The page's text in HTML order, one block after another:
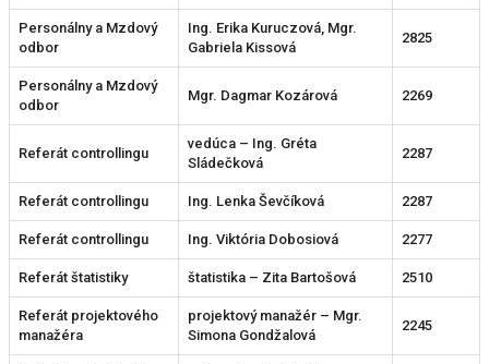
Personálny a Mzdový
odbor
Ing. Erika Kuruczová, Mgr.
Gabriela Kissová
2825
Personálny a Mzdový
odbor
Mgr. Dagmar Kozárová 2269
Referát controllingu
vedúca – Ing. Gréta
Sládečková
2287
Referát controllingu Ing. Lenka Ševčíková 2287
Referát controllingu Ing. Viktória Dobosiová 2277
Referát štatistiky štatistika – Zita Bartošová 2510
Referát projektového
manažéra
projektový manažér – Mgr.
Simona Gondžalová
2245